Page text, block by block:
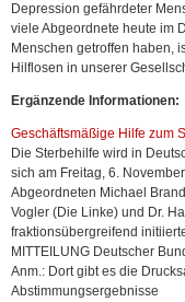
Depression gefährdeter
viele Abgeordnete heute im
Menschen getroffen haben,
Hilflosen in unserer
Ergänzende Informationen:
Geschäftsmäßige Hilfe zum
Die Sterbehilfe wird in
sich am Freitag, 6.
Abgeordneten Michael
Vogler (Die Linke) und Dr.
fraktionsübergreifend
MITTEILUNG Deutscher
Anm.: Dort gibt es die
Abstimmungsergebnisse